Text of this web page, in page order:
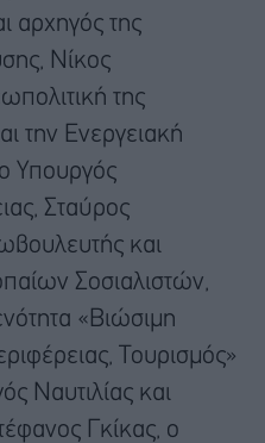
αρχηγός της
Νίκος
της
την Ενεργειακή
Υπουργός
Σταύρος
και
Σοσιαλιστών,
«Βιώσιμη
Τουρισμός»
Ναυτιλίας και
Γκίκας, ο